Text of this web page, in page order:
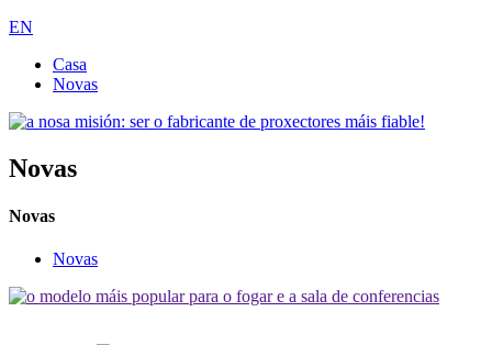
EN
Casa
Novas
Novas
Novas
Novas